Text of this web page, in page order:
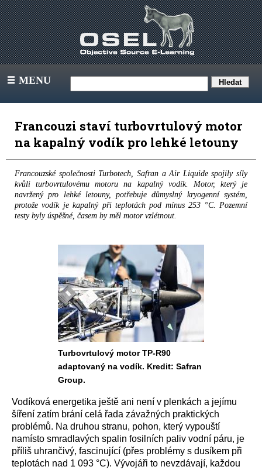
III MENU
Francouzi staví turbovrtulový motor
na kapalný vodík pro lehké letouny
Francouzské společnosti Turbotech, Safran a Air Liquide spojily síly
kvůli turbovrtulovému motoru na kapalný vodík. Motor, který je
navržený pro lehké letouny, potřebuje důmyslný kryogenní systém,
protože vodík je kapalný při teplotách pod mínus 253 °C. Pozemní
testy byly úspěšné, časem by měl motor vzlétnout.
Turbovrtulový motor TP-R90
adaptovaný na vodík. Kredit: Safran
Group.
Vodíková energetika ještě ani není v plenkách a jejímu
šíření zatím brání celá řada závažných praktických
problémů. Na druhou stranu, pohon, který vypouští
namísto smradlavých spalin fosilních paliv vodní páru, je
příliš uhrančivý, fascinující (přes problémy s dusíkem při
teplotách nad 1 093 °C). Vývojáři to nevzdávají, každou